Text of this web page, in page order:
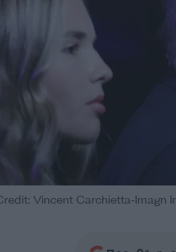
Vincent Carchietta-Imagn